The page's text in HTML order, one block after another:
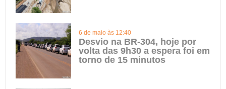
6 de maio às 12:40
Desvio na BR-304, hoje por
volta das 9h30 a espera foi em
torno de 15 minutos